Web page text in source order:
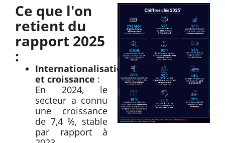
Ce que l'on
retient du
rapport 2025
:
Internationalisation
et croissance :
En 2024, le
secteur a connu
une croissance
de 7,4 %, stable
par rapport à